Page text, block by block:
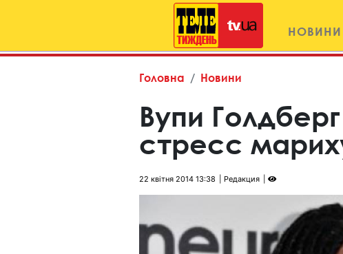
НОВИНИ
Головна Новини
Вупи
стресс
22 квітня 2014 13:38 Редакция